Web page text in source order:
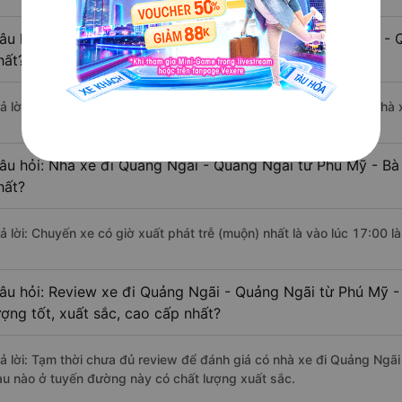
hỏi: Nhà xe đi Phú Mỹ - Bà Rịa-Vũng Tàu Quảng Ngãi -
lời: Chuyến xe có giờ xuất phát sớm nhất vào lúc 8:00 là của nhà
hỏi: Nhà xe đi Quảng Ngãi - Quảng Ngãi từ Phú Mỹ -
lời: Chuyến xe có giờ xuất phát trễ (muộn) nhất là vào lúc 17:00
hỏi: Review xe đi Quảng Ngãi - Quảng Ngãi từ Phú Mỹ
tốt, xuất sắc, cao cấp nhất?
lời: Tạm thời chưa đủ review để đánh giá có nhà xe đi Quảng
nào ở tuyến đường này có chất lượng xuất sắc.